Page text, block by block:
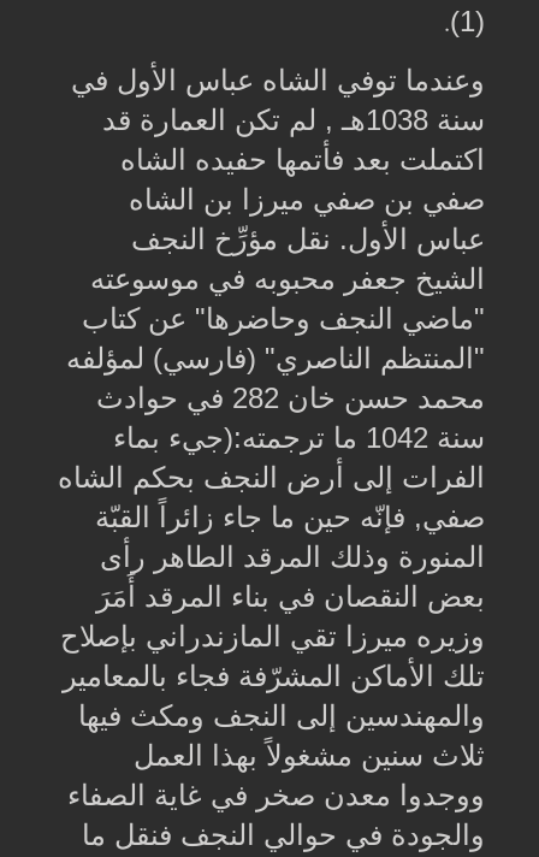
(1)
.
وعندما توفي الشاه عباس الأول في
سنة 1038هـ , لم تكن العمارة قد
اكتملت بعد فأتمها حفيده الشاه
صفي بن صفي ميرزا بن الشاه
عباس الأول. نقل مؤرِّخ النجف
الشيخ جعفر محبوبه في موسوعته
"ماضي النجف وحاضرها" عن كتاب
"المنتظم الناصري" (فارسي) لمؤلفه
محمد حسن خان 282 في حوادث
سنة 1042 ما ترجمته:(جيء بماء
الفرات إلى أرض النجف بحكم الشاه
صفي, فإنّه حين ما جاء زائراً القبّة
المنورة وذلك المرقد الطاهر رأى
بعض النقصان في بناء المرقد أَمَرَ
وزيره ميرزا تقي المازندراني بإصلاح
تلك الأماكن المشرّفة فجاء بالمعامير
والمهندسين إلى النجف ومكث فيها
ثلاث سنين مشغولاً بهذا العمل
ووجدوا معدن صخر في غاية الصفاء
والجودة في حوالي النجف فنقل ما